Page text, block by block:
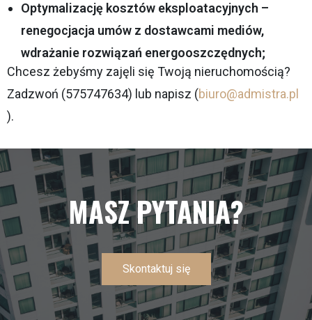
Optymalizację kosztów eksploatacyjnych –
renegocjacja umów z dostawcami mediów,
wdrażanie rozwiązań energooszczędnych;
Chcesz żebyśmy zajęli się Twoją nieruchomością?
Zadzwoń (575747634) lub napisz (biuro@admistra.pl
).
MASZ PYTANIA?
Skontaktuj się